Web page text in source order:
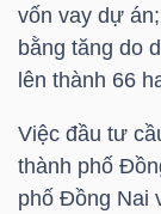
vốn vay dự
bằng tăng do
lên thành 66
Việc đầu tư
thành phố
phố Đồng Nai
LIỆU
Ngành
(-)
VS-
SECTOR